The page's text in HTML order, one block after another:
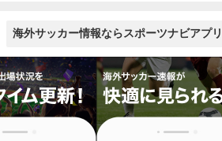
海外サッカー情報ならスポーツナビアプリ